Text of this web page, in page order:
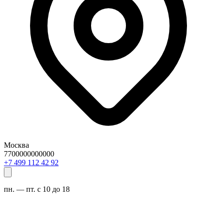
Москва
7700000000000
29 24 211 994 7+
пн. — пт. с 10 до 18